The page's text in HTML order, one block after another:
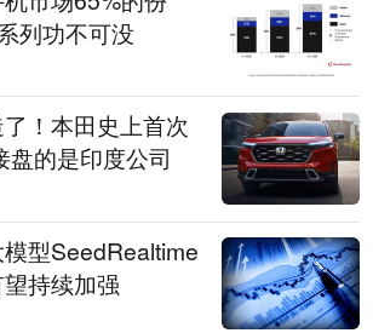
列功不可没
！本田史上首次
的是印度公司
型SeedRealtime
持续加强